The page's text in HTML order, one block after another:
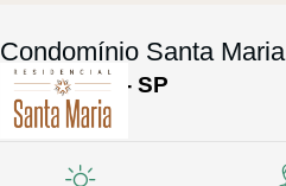
Condomínio Santa Maria
Pedra Bela - SP